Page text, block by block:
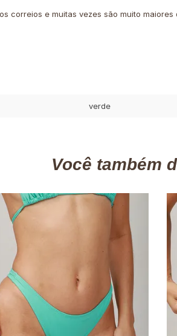
correios e muitas vezes são muito
verde
Você também